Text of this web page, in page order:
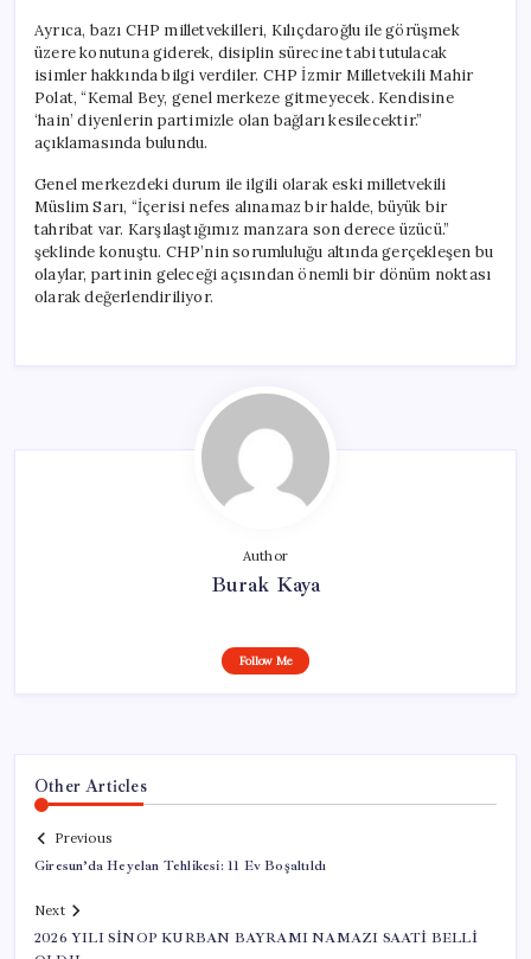
Ayrıca, bazı CHP milletvekilleri, Kılıçdaroğlu ile görüşmek
üzere konutuna giderek, disiplin sürecine tabi tutulacak
isimler hakkında bilgi verdiler. CHP İzmir Milletvekili Mahir
Polat, “Kemal Bey, genel merkeze gitmeyecek. Kendisine
‘hain’ diyenlerin partimizle olan bağları kesilecektir.”
açıklamasında bulundu.
Genel merkezdeki durum ile ilgili olarak eski milletvekili
Müslim Sarı, “İçerisi nefes alınamaz bir halde, büyük bir
tahribat var. Karşılaştığımız manzara son derece üzücü.”
şeklinde konuştu. CHP’nin sorumluluğu altında gerçekleşen bu
olaylar, partinin geleceği açısından önemli bir dönüm noktası
olarak değerlendiriliyor.
Author
Burak Kaya
Follow Me
Other Articles
Previous
Giresun’da Heyelan Tehlikesi: 11 Ev Boşaltıldı
Next
2026 YILI SİNOP KURBAN BAYRAMI NAMAZI SAATİ BELLİ